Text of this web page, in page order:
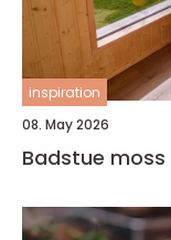
inspiration
08. May 2026